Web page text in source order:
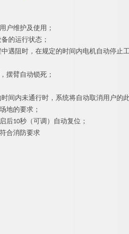
户维护及使用；
的运行状态；
遇阻时，在规定的时间内电机自动停止
摆臂自动锁死；
间内未通行时，系统将自动取消用户的
地的要求；
后10秒（可调）自动复位；
合消防要求